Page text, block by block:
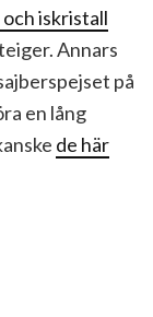
iskristall
Annars
på
en lång
de här